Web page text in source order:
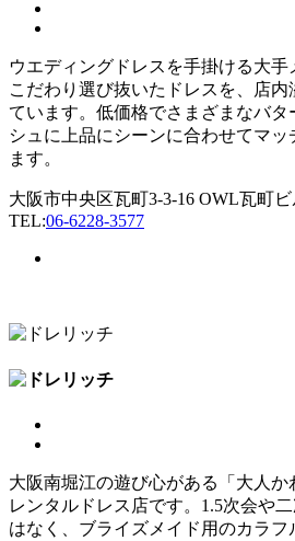
ウエディングドレスを手掛ける大
こだわり選び抜いたドレスを、店内
ています。低価格でさまざまなバタ
シュに上品にシーンに合わせてマ
ます。
大阪市中央区瓦町3-3-16 OWL瓦町ビ
TEL:06-6228-3577
大阪南堀江の遊び心がある「大人か
レンタルドレス店です。1.5次会や
はなく、ブライズメイド用のカラフ